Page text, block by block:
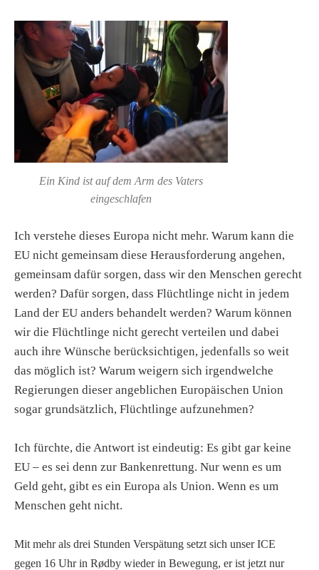
Ein Kind ist auf dem Arm des Vaters
eingeschlafen
Ich verstehe dieses Europa nicht mehr. Warum kann die
EU nicht gemeinsam diese Herausforderung angehen,
gemeinsam dafür sorgen, dass wir den Menschen gerecht
werden? Dafür sorgen, dass Flüchtlinge nicht in jedem
Land der EU anders behandelt werden? Warum können
wir die Flüchtlinge nicht gerecht verteilen und dabei
auch ihre Wünsche berücksichtigen, jedenfalls so weit
das möglich ist? Warum weigern sich irgendwelche
Regierungen dieser angeblichen Europäischen Union
sogar grundsätzlich, Flüchtlinge aufzunehmen?
Ich fürchte, die Antwort ist eindeutig: Es gibt gar keine
EU – es sei denn zur Bankenrettung. Nur wenn es um
Geld geht, gibt es ein Europa als Union. Wenn es um
Menschen geht nicht.
Mit mehr als drei Stunden Verspätung setzt sich unser ICE
gegen 16 Uhr in Rødby wieder in Bewegung, er ist jetzt nur